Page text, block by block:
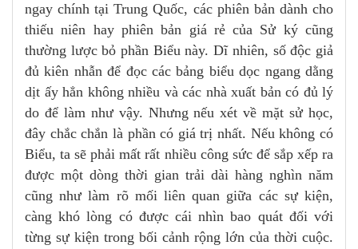
ngay chính tại Trung Quốc, các phiên bản dành cho
thiếu niên hay phiên bản giá rẻ của Sử ký cũng
thường lược bỏ phần Biểu này. Dĩ nhiên, số độc giả
đủ kiên nhẫn để đọc các bảng biểu dọc ngang dằng
dịt ấy hẳn không nhiều và các nhà xuất bản có đủ lý
do để làm như vậy. Nhưng nếu xét về mặt sử học,
đây chắc chắn là phần có giá trị nhất. Nếu không có
Biểu, ta sẽ phải mất rất nhiều công sức để sắp xếp ra
được một dòng thời gian trải dài hàng nghìn năm
cũng như làm rõ mối liên quan giữa các sự kiện,
càng khó lòng có được cái nhìn bao quát đối với
từng sự kiện trong bối cảnh rộng lớn của thời cuộc.